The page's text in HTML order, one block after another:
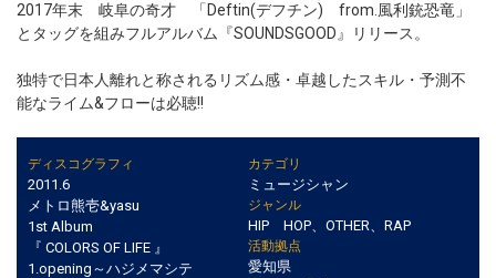
2017年末 岐阜の奇才 「Deftin(デフチン) from.風利銃恐竜」
とタッグを組みフルアルバム『SOUNDSGOOD』リリース。
独特で日本人離れと称されるリズム感・卓越したスキル・予測不
能なライム&フローは必聴!!
ディスコグラフィ
2011.6
メトロ熊壱&yasu
1st Album
『 COLORS OF LIFE 』
1.opening～ハジメマシテ
カテゴリ
ミュージシャン
ジャンル
HIP HOP、OTHER、RAP
活動拠点
愛知県